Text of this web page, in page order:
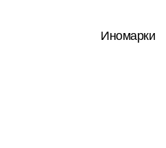
Иномарки